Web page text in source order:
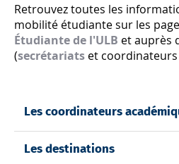
Retrouvez toutes les
mobilité étudiante sur les
Étudiante de l'ULB et auprès
(secrétariats et
Les coordinateurs
Les destinations